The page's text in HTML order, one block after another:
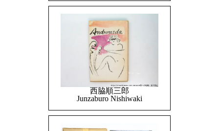
西脇順三郎
Junzaburo Nishiwaki